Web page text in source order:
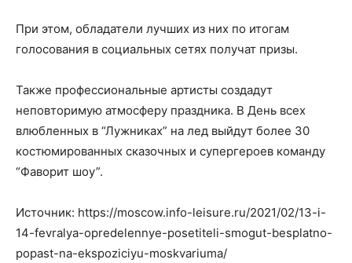
При этом, обладатели лучших из них по итогам
голосования в социальных сетях получат призы.
Также профессиональные артисты создадут
неповторимую атмосферу праздника. В День всех
влюбленных в “Лужниках” на лед выйдут более 30
костюмированных сказочных и супергероев команду
“Фаворит шоу”.
Источник: https://moscow.info-leisure.ru/2021/02/13-i-
14-fevralya-opredelennye-posetiteli-smogut-besplatno-
popast-na-ekspoziciyu-moskvariuma/